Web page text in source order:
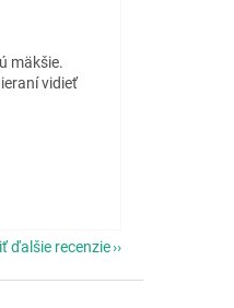
mäkšie.
vidieť
ďalšie recenzie